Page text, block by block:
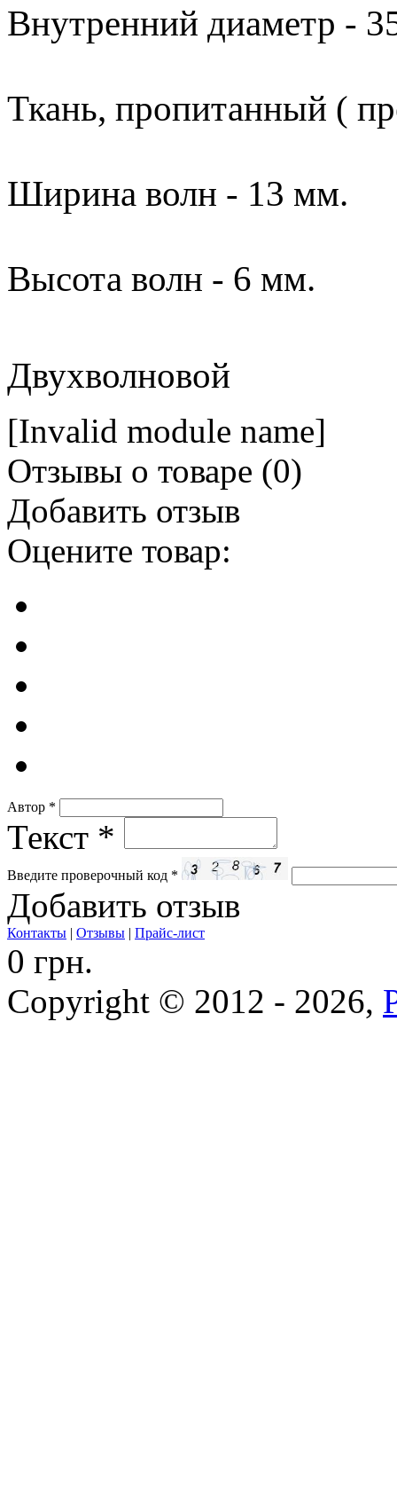
Внутренний диаметр -
Ткань, пропитанный (
Ширина волн - 13 мм.
Высота волн - 6 мм.
Двухволновой
[Invalid module name]
Отзывы о товаре (0)
Добавить отзыв
Оцените товар:
Автор *
Текст *
Введите проверочный код *
Добавить отзыв
Контакты | Отзывы | Прайс-лист
0 грн.
Copyright © 2012 - 2026,